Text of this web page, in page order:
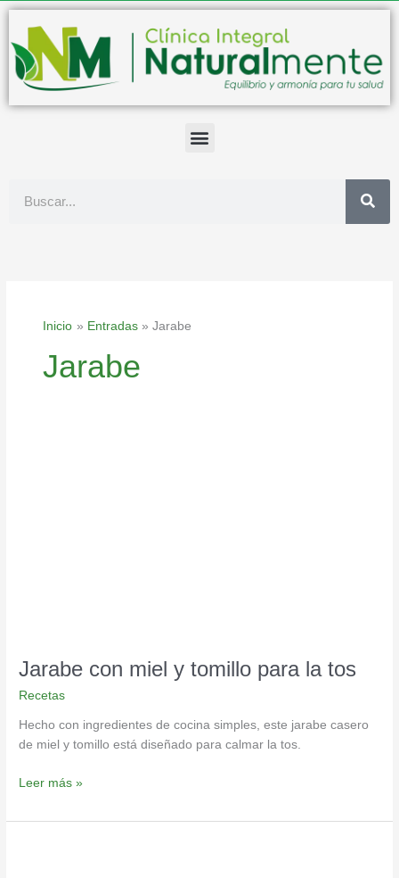
contenido
Inicio Entradas Jarabe
Jarabe
Jarabe con miel y tomillo para la tos
Recetas
Hecho con ingredientes de cocina simples, este jarabe casero
de miel y tomillo está diseñado para calmar la tos.
Leer más »